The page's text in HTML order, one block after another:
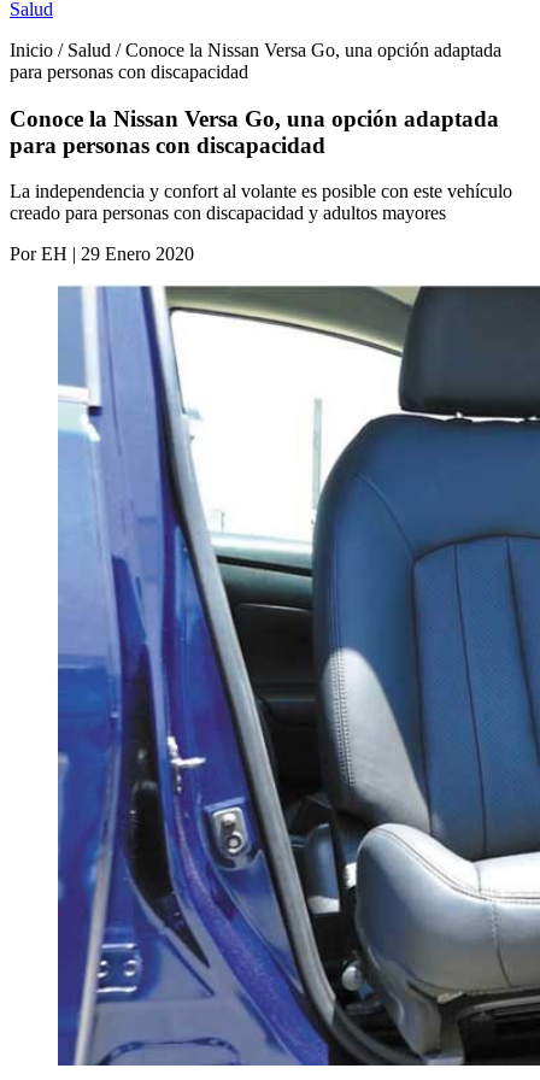
Salud
Inicio / Salud / Conoce la Nissan Versa Go, una opción adaptada
para personas con discapacidad
Conoce la Nissan Versa Go, una opción adaptada
para personas con discapacidad
La independencia y confort al volante es posible con este vehículo
creado para personas con discapacidad y adultos mayores
Por EH | 29 Enero 2020